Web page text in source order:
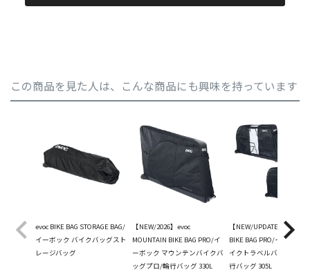
この商品を見た人は、こんな商品にも興味を持っています
evoc BIKE BAG STORAGE BAG/
イーボック バイクバッグスト
レージバッグ
【NEW/2026】evoc
MOUNTAIN BIKE BAG PRO/イ
ーボック マウンテンバイクバ
ッグプロ/輪行バッグ 330L
【NEW/UPDATED!2026】
BIKE BAG PRO/イーボッ
イクトラベルバッグプロ/
行バッグ 305L